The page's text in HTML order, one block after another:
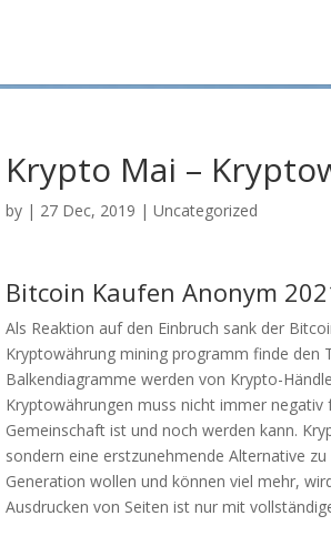
Krypto Mai –
by | 27 Dec, 2019 | Uncategorized
Bitcoin Kaufen Anonym
Als Reaktion auf den Einbruch sank der
Kryptowährung mining programm finde den
Balkendiagramme werden von Krypto-
Kryptowährungen muss nicht immer
Gemeinschaft ist und noch werden kann.
sondern eine erstzunehmende Alternative
Generation wollen und können viel mehr,
Ausdrucken von Seiten ist nur mit